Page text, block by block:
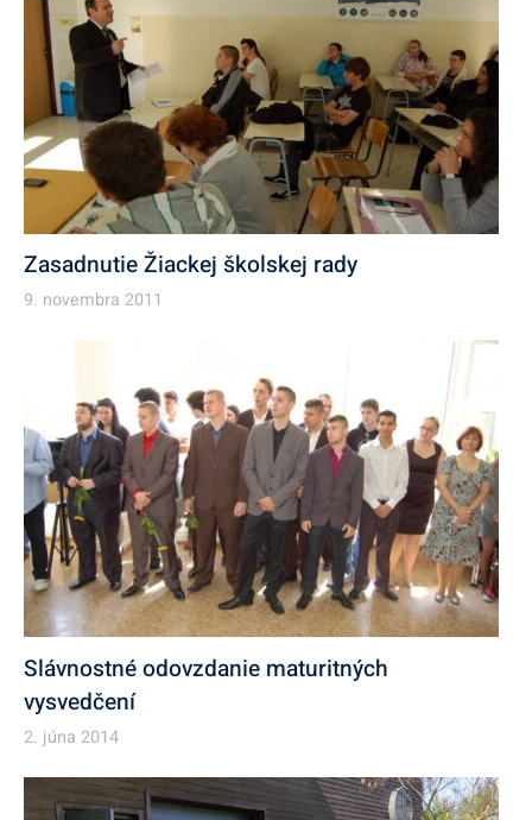
Zasadnutie Žiackej školskej rady
9. novembra 2011
Slávnostné odovzdanie maturitných
vysvedčení
2. júna 2014